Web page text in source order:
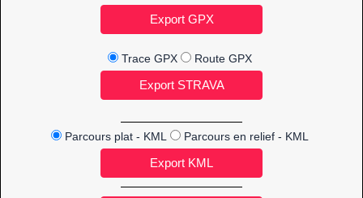
Trace GPX Route GPX
Parcours plat - KML Parcours en relief - KML